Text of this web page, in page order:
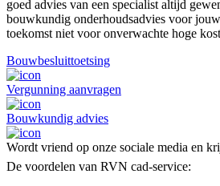
goed advies van een specialist altijd
bouwkundig onderhoudsadvies voor
toekomst niet voor onverwachte hoge
Bouwbesluittoetsing
Vergunning aanvragen
Bouwkundig advies
Wordt vriend op onze sociale media en
De voordelen van RVN cad-service: